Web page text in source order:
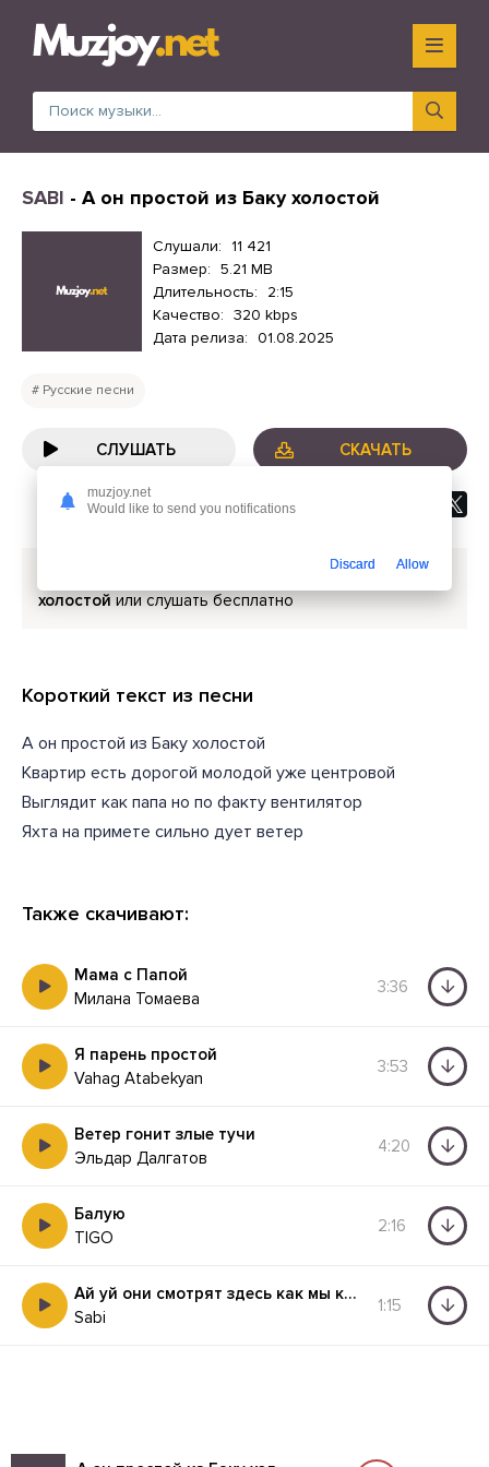
SABI - А он простой из Баку холостой
Слушали: 11 421
Размер: 5.21 MB
Длительность:
2:15
Качество: 320 kbps
Дата релиза: 01.08.2025
Русские песни
СЛУШАТЬ СКАЧАТЬ
холостойили слушать бесплатно
Короткий текст из песни
А он простой из Баку холостой
Квартир есть дорогой молодой уже центровой
Выглядит как папа но по факту вентилятор
Яхта на примете сильно дует ветер
Также скачивают:
Мама с Папой
Милана Томаева
3:36
Я парень простой
Vahag Atabekyan
3:53
Ветер гонит злые тучи
Эльдар Далгатов
4:20
Балую
TIGO
2:16
Ай уй они смотрят здесь как мы кайфуем
Sabi
1:15
muzjoy.net
Would like to send you notifications
Discard Allow